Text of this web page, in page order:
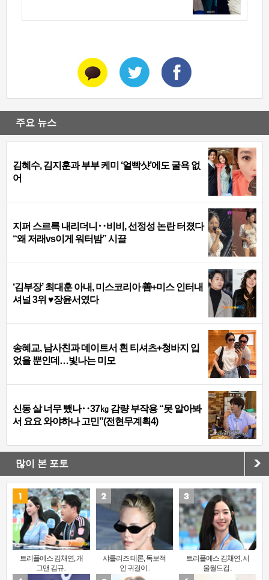
주요 뉴스
김혜수, 김지훈과 부부 케미 ‘얼빡샷’에도 굴욕 없
어
지퍼 스르륵 내리더니‥비비, 선정성 논란 터졌다
“왜 저래vs이게 워터밤” 시끌
‘김부장’ 최대훈 아내, 미스코리아 善+미스 인터내
셔널 3위 ♥장윤서였다
송혜교, 남사친과 데이트서 흰 티셔츠+청바지 입
었을 뿐인데…빛나는 미모
신동 살 너무 뺐나‥37㎏ 감량 부작용 “못 알아봐
서 요요 와야하나 고민”(전현무계획4)
많이 본 포토
트리플에스 김채연, 개
그맨 김규..
샤를리즈 테론, 독보적
인 귀걸이..
트리플에스 김채연, 서
울월드컵..